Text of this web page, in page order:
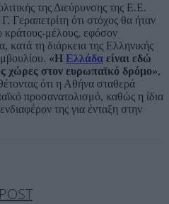
της Διεύρυνσης της Ε.Ε.
Γεραπετρίτη ότι στόχος θα ήταν
κράτους-μέλους, εφόσον
κατά τη διάρκεια της Ελληνικής
«Η Ελλάδα είναι εδώ
χώρες στον ευρωπαϊκό δρόμο»,
ότι η Αθήνα σταθερά
προσανατολισμό, καθώς η ίδια
της για ένταξη στην